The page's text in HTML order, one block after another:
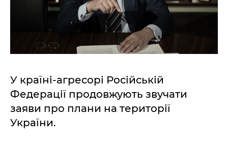
У країні-агресорі Російській
Федерації продовжують звучати
заяви про плани на території
України.